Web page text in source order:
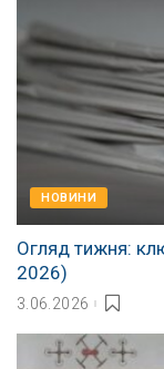
НОВИНИ
Огляд тижня:
2026)
3.06.2026